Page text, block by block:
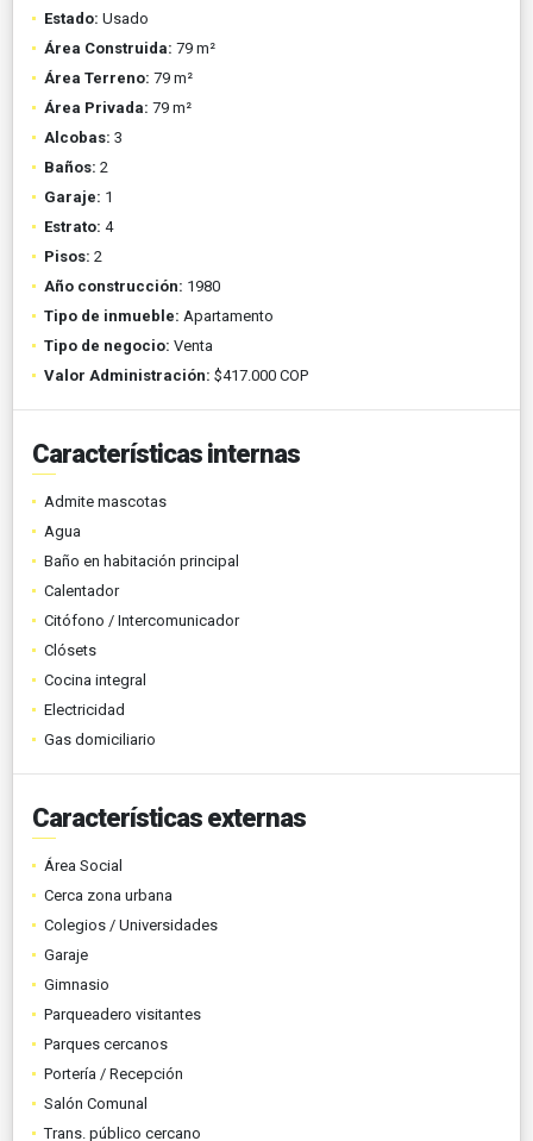
Estado: Usado
Área Construida: 79 m²
Área Terreno: 79 m²
Área Privada: 79 m²
Alcobas: 3
Baños: 2
Garaje: 1
Estrato: 4
Pisos: 2
Año construcción: 1980
Tipo de inmueble: Apartamento
Tipo de negocio: Venta
Valor Administración: $417.000 COP
Características internas
Admite mascotas
Agua
Baño en habitación principal
Calentador
Citófono / Intercomunicador
Clósets
Cocina integral
Electricidad
Gas domiciliario
Características externas
Área Social
Cerca zona urbana
Colegios / Universidades
Garaje
Gimnasio
Parqueadero visitantes
Parques cercanos
Portería / Recepción
Salón Comunal
Trans. público cercano